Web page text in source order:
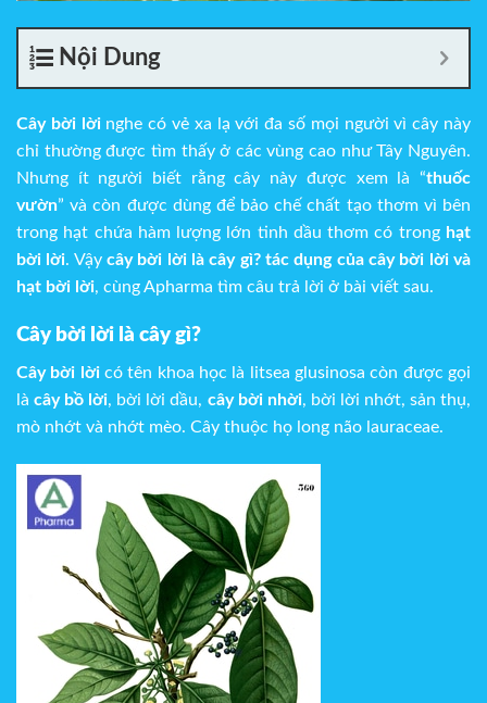
Nội Dung
Cây bời lờinghe có vẻ xa lạ với đa số mọi người vì cây này
chỉ thường được tìm thấy ở các vùng cao như Tây Nguyên.
Nhưng ít người biết rằng cây này được xem là “thuốc
vườn” và còn được dùng để bảo chế chất tạo thơm vì bên
trong hạt chứa hàm lượng lớn tinh dầu thơm có trong hạt
bời lời. Vậycây bời lời là cây gì? tác dụng của cây bời lời và
hạt bời lời, cùng Apharma tìm câu trả lời ở bài viết sau.
Cây bời lời là cây gì?
Cây bời lờicó tên khoa học là litsea glusinosa còn được gọi
làcây bồ lời, bời lời dầu, cây bời nhời, bời lời nhớt, sản thụ,
mò nhớt và nhớt mèo. Cây thuộc họ long não lauraceae.